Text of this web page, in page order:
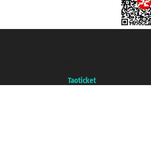
Taoticket